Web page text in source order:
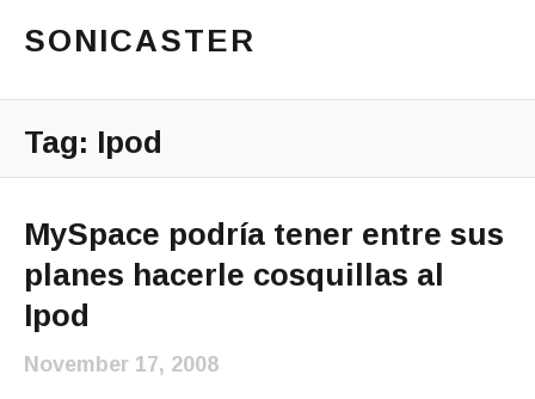
SONICASTER
Main Menu
Tag: Ipod
MySpace podría tener entre sus
planes hacerle cosquillas al
Ipod
November 17, 2008